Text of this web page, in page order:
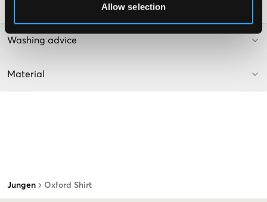
Allow selection
Jungen Oxford Shirt
Washing advice
Material